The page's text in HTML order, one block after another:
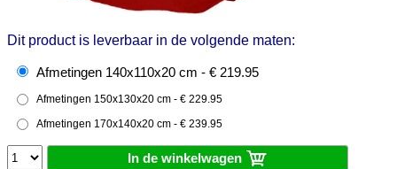
Dit product is leverbaar in de volgende maten:
Afmetingen 140x110x20 cm - € 219.95
Afmetingen 150x130x20 cm - € 229.95
Afmetingen 170x140x20 cm - € 239.95
In de winkelwagen